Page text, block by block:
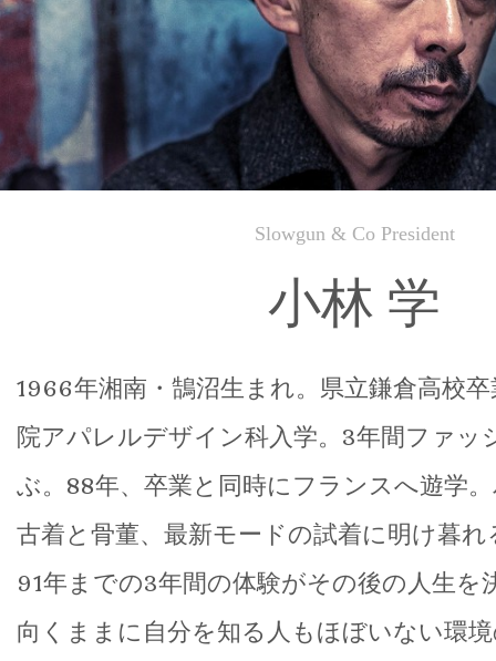
Slowgun & Co President
小林 学
1966年湘南・鵠沼生まれ。県立鎌倉高校
院アパレルデザイン科入学。3年間ファッ
ぶ。88年、卒業と同時にフランスへ遊学
古着と骨董、最新モードの試着に明け暮
91年までの3年間の体験がその後の人生を
向くままに自分を知る人もほぼいない環